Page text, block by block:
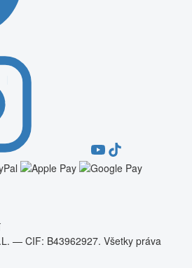
— CIF: B43962927. Všetky práva